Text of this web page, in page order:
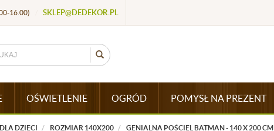
16.00) SKLEP@DEDEKOR.PL
OŚWIETLENIE OGRÓD POMYSŁ NA PREZENT
DZIECI ROZMIAR 140X200 GENIALNA POŚCIEL BATMAN - 140 X 200 CM